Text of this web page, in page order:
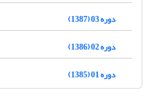
دوره 03 (1387)
دوره 02 (1386)
دوره 01 (1385)